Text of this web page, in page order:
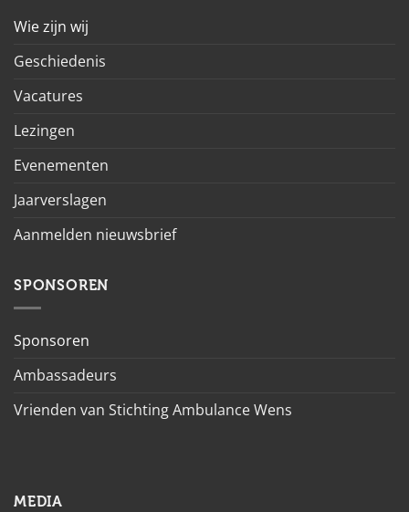
Wie zijn wij
Geschiedenis
Vacatures
Lezingen
Evenementen
Jaarverslagen
Aanmelden nieuwsbrief
SPONSOREN
Sponsoren
Ambassadeurs
Vrienden van Stichting Ambulance Wens
MEDIA